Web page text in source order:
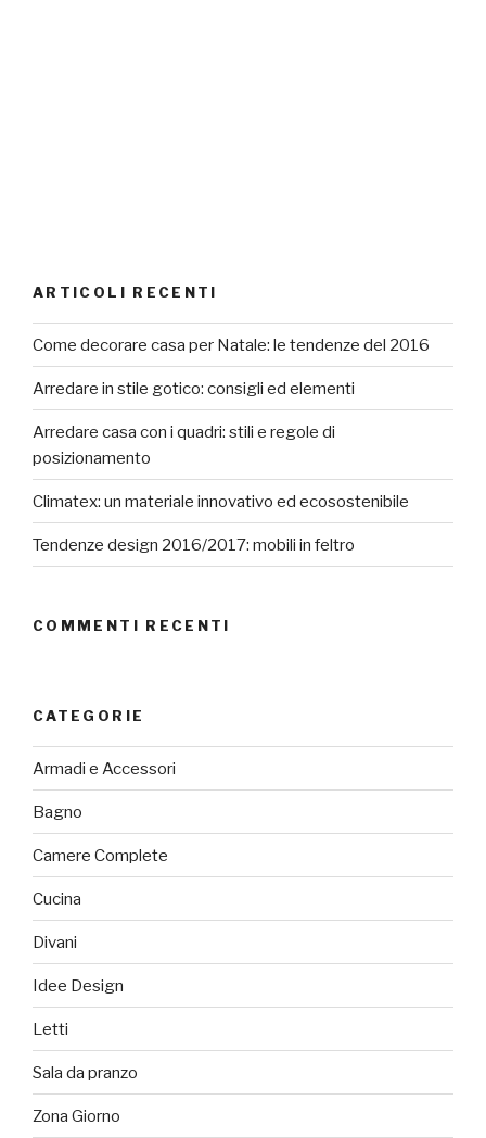
ARTICOLI RECENTI
Come decorare casa per Natale: le tendenze del 2016
Arredare in stile gotico: consigli ed elementi
Arredare casa con i quadri: stili e regole di
posizionamento
Climatex: un materiale innovativo ed ecosostenibile
Tendenze design 2016/2017: mobili in feltro
COMMENTI RECENTI
CATEGORIE
Armadi e Accessori
Bagno
Camere Complete
Cucina
Divani
Idee Design
Letti
Sala da pranzo
Zona Giorno